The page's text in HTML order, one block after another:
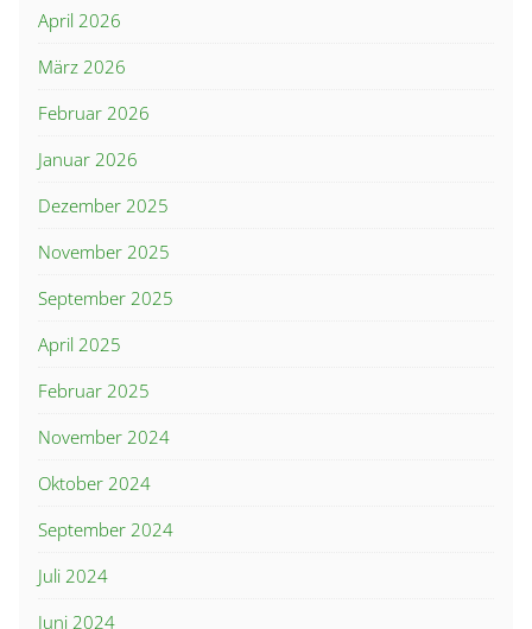
April 2026
März 2026
Februar 2026
Januar 2026
Dezember 2025
November 2025
September 2025
April 2025
Februar 2025
November 2024
Oktober 2024
September 2024
Juli 2024
Juni 2024